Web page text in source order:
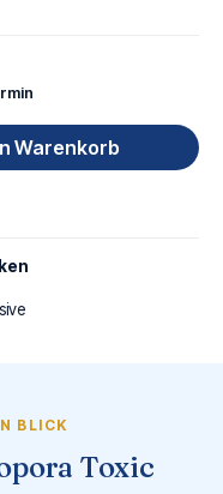
Wert
Warenkorb
BLICK
Toxic